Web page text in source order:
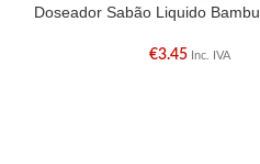
Doseador Sabão Liquido Bambu
€3.45 Inc. IVA